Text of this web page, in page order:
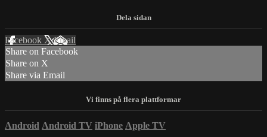
Facebook XEmail
Share on Facebook
Share on X
Share via Email
Android Android TV iPhone Apple TV